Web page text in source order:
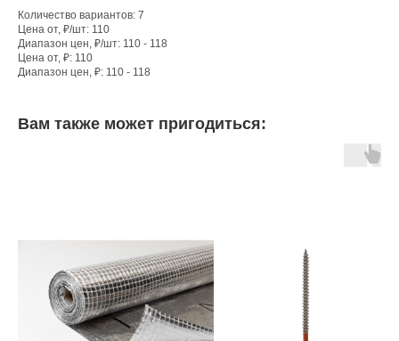
Количество вариантов: 7
Цена от, ₽/шт: 110
Диапазон цен, ₽/шт: 110 - 118
Цена от, ₽: 110
Диапазон цен, ₽: 110 - 118
Вам также может пригодиться: